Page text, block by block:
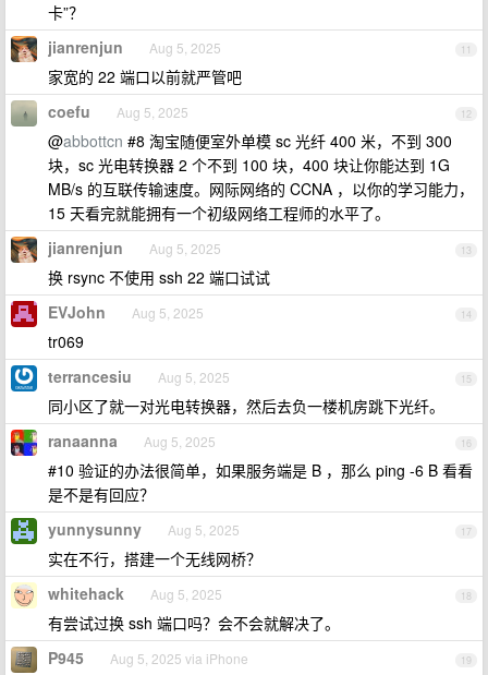
卡”？
11
jianrenjun Aug 5, 2025
家宽的 22 端口以前就严管吧
12
coefu Aug 5, 2025
@abbottcn #8 淘宝随便室外单模 sc 光纤 400 米，不到 300
块，sc 光电转换器 2 个不到 100 块，400 块让你能达到 1G
MB/s 的互联传输速度。网际网络的 CCNA ，以你的学习能力，
15 天看完就能拥有一个初级网络工程师的水平了。
13
jianrenjun Aug 5, 2025
换 rsync 不使用 ssh 22 端口试试
14
EVJohn Aug 5, 2025
tr069
15
terrancesiu Aug 5, 2025
同小区了就一对光电转换器，然后去负一楼机房跳下光纤。
16
ranaanna Aug 5, 2025
#10 验证的办法很简单，如果服务端是 B ，那么 ping -6 B 看看
是不是有回应？
17
yunnysunny Aug 5, 2025
实在不行，搭建一个无线网桥？
18
whitehack Aug 5, 2025
有尝试过换 ssh 端口吗？会不会就解决了。
19
P945 Aug 5, 2025 via iPhone